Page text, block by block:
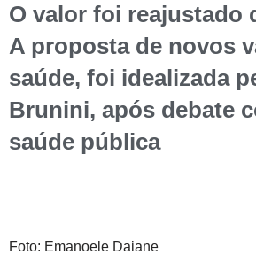
O valor foi reajustado
A proposta de novos
saúde, foi idealizada
Brunini, após debate
saúde pública
Foto: Emanoele Daiane